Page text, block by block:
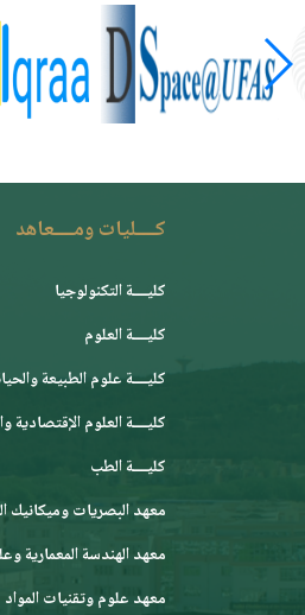
كــــليات ومــــعاهد
كليــــة التكنولوجيا
كليــــة العلوم
كليــــة علوم الطبيعة
كليــــة العلوم
كليــــة الطب
معهد البصريات وميكانيك
معهد الهندسة المعمارية
معهد علوم وتقنيات المواد